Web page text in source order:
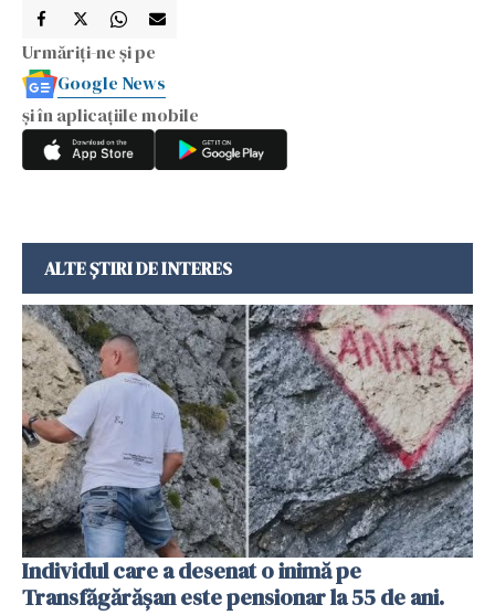
Urmăriți-ne și pe
Google News
și în aplicațiile mobile
ALTE ȘTIRI DE INTERES
Individul care a desenat o inimă pe
Transfăgărășan este pensionar la 55 de ani.